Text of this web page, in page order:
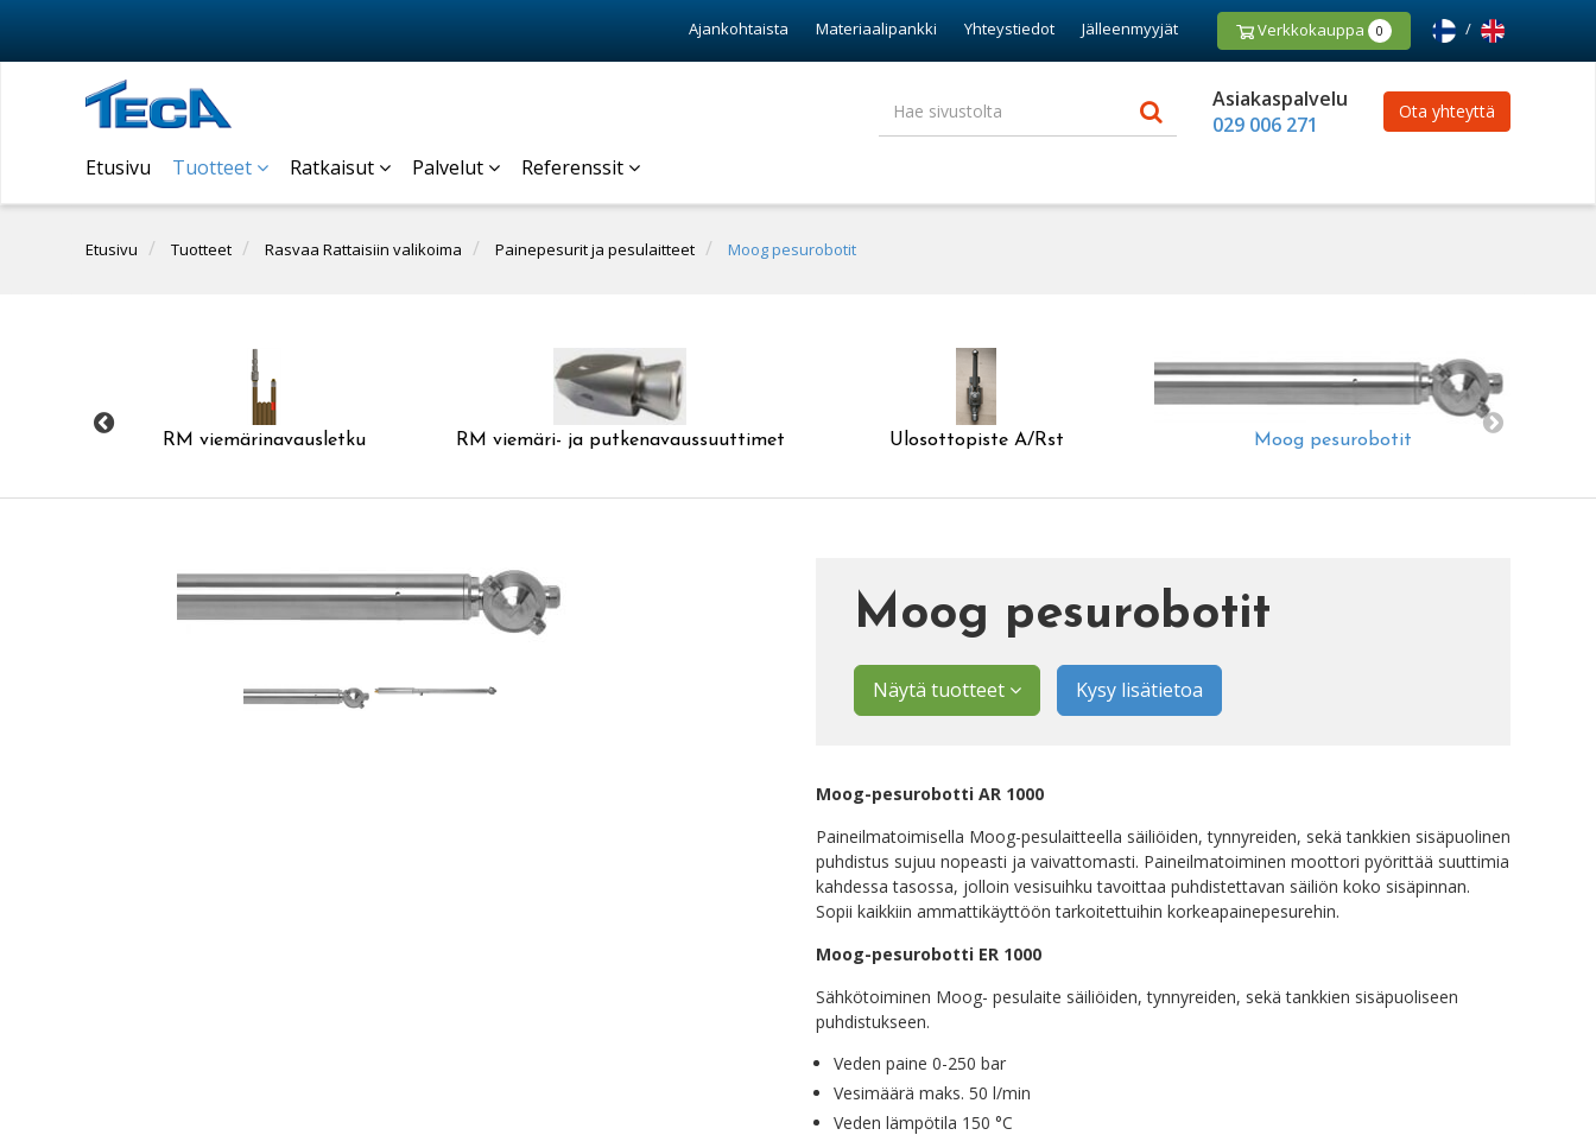
Ajankohtaista Materiaalipankki Yhteystiedot Jälleenmyyjät Verkkokauppa 0 /
Asiakaspalvelu
029 006 271
Ota yhteyttä
Etusivu Tuotteet Ratkaisut Palvelut Referenssit
Etusivu Tuotteet Rasvaa Rattaisiin valikoima Painepesurit ja pesulaitteet Moog pesurobotit
RM viemärinavausletku RM viemäri- ja putkenavaussuuttimet Ulosottopiste A/Rst Moog pesurobotit
Moog pesurobotit
Näytä tuotteet Kysy lisätietoa
Moog-pesurobotti AR 1000
Paineilmatoimisella Moog-pesulaitteella säiliöiden, tynnyreiden, sekä tankkien sisäpuolinen
puhdistus sujuu nopeasti ja vaivattomasti. Paineilmatoiminen moottori pyörittää suuttimia
kahdessa tasossa, jolloin vesisuihku tavoittaa puhdistettavan säiliön koko sisäpinnan.
Sopii kaikkiin ammattikäyttöön tarkoitettuihin korkeapainepesurehin.
Moog-pesurobotti ER 1000
Sähkötoiminen Moog- pesulaite säiliöiden, tynnyreiden, sekä tankkien sisäpuoliseen
puhdistukseen.
Veden paine 0-250 bar
Vesimäärä maks. 50 l/min
Veden lämpötila 150 °C